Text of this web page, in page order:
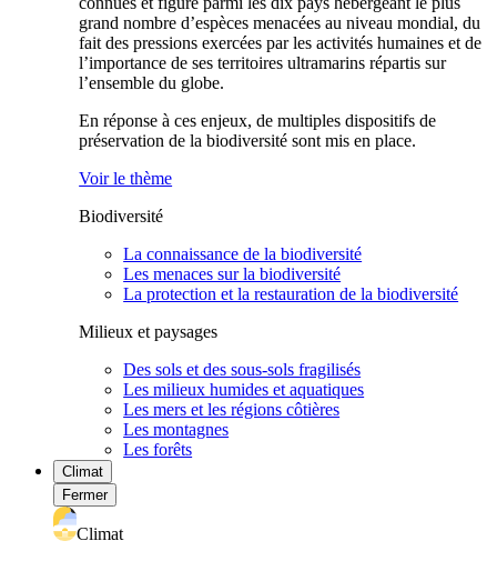
grand nombre d’espèces menacées au niveau mondial, du
fait des pressions exercées par les activités humaines et de
l’importance de ses territoires ultramarins répartis sur
l’ensemble du globe.
En réponse à ces enjeux, de multiples dispositifs de
préservation de la biodiversité sont mis en place.
Voir le thème
Biodiversité
La connaissance de la biodiversité
Les menaces sur la biodiversité
La protection et la restauration de la biodiversité
Milieux et paysages
Des sols et des sous-sols fragilisés
Les milieux humides et aquatiques
Les mers et les régions côtières
Les montagnes
Les forêts
Climat
Fermer
Climat